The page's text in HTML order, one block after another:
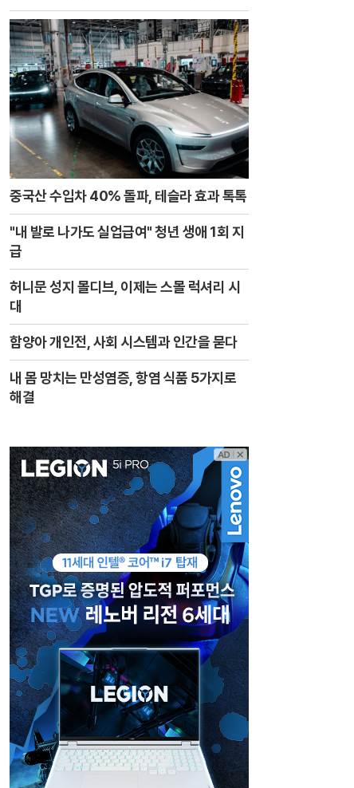
중국산 수입차 40% 돌파, 테슬라 효과 톡톡
"내 발로 나가도 실업급여" 청년 생애 1회 지
급
허니문 성지 몰디브, 이제는 스몰 럭셔리 시
대
함양아 개인전, 사회 시스템과 인간을 묻다
내 몸 망치는 만성염증, 항염 식품 5가지로
해결